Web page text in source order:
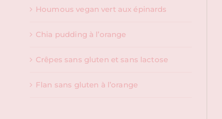
Houmous vegan vert aux épinards
Chia pudding à l’orange
Crêpes sans gluten et sans lactose
Flan sans gluten à l’orange